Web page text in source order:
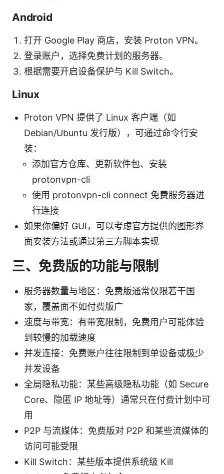
Android
打开 Google Play 商店，安装 Proton VPN。
登录账户，选择免费计划的服务器。
根据需要开启设备保护与 Kill Switch。
Linux
Proton VPN 提供了 Linux 客户端（如
Debian/Ubuntu 发行版），可通过命令行安
装：
添加官方仓库、更新软件包、安装
protonvpn-cli
使用 protonvpn-cli connect 免费服务器进
行连接
如果你偏好 GUI，可以考虑官方提供的图形界
面安装方法或通过第三方脚本实现
三、免费版的功能与限制
服务器数量与地区：免费版通常仅限若干国
家，覆盖面不如付费版广
速度与带宽：有带宽限制，免费用户可能体验
到较慢的加载速度
并发连接：免费账户往往限制到单设备或极少
并发设备
全局隐私功能：某些高级隐私功能（如 Secure
Core、隐匿 IP 地址等）通常只在付费计划中可
用
P2P 与流媒体：免费版对 P2P 和某些流媒体的
访问可能受限
Kill Switch：某些版本提供系统级 Kill